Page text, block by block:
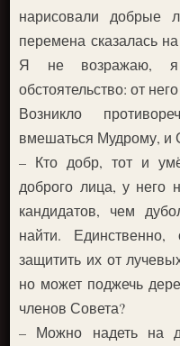
нарисовали добрые
перемена сказалась
Я не возражаю, я
обстоятельство: от
Возникло
вмешаться Мудрому, и
– Кто добр, тот и
доброго лица, у него
кандидатов, чем
найти.
защитить их от
но может поджечь
членов Совета?
– Можно надеть на